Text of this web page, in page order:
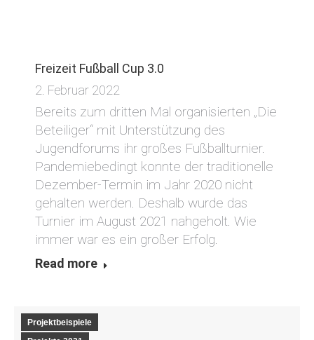
Freizeit Fußball Cup 3.0
2. Februar 2022
Bereits zum dritten Mal organisierten „Die
Beteiliger“ mit Unterstützung des
Jugendforums ihr großes Fußballturnier.
Pandemiebedingt konnte der traditionelle
Dezember-Termin im Jahr 2020 nicht
gehalten werden. Deshalb wurde das
Turnier im August 2021 nahgeholt. Wie
immer war es ein großer Erfolg.
Read more
Projektbeispiele